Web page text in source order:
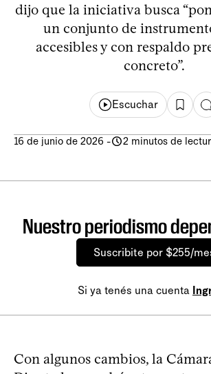
dijo que la iniciativa busca
un conjunto de
accesibles y con respaldo
concreto”.
Escuchar
16 de junio de 2026 - 2 minutos de
Nuestro periodismo
Suscribite por $255/
Si ya tenés una cuenta
Con algunos cambios, la